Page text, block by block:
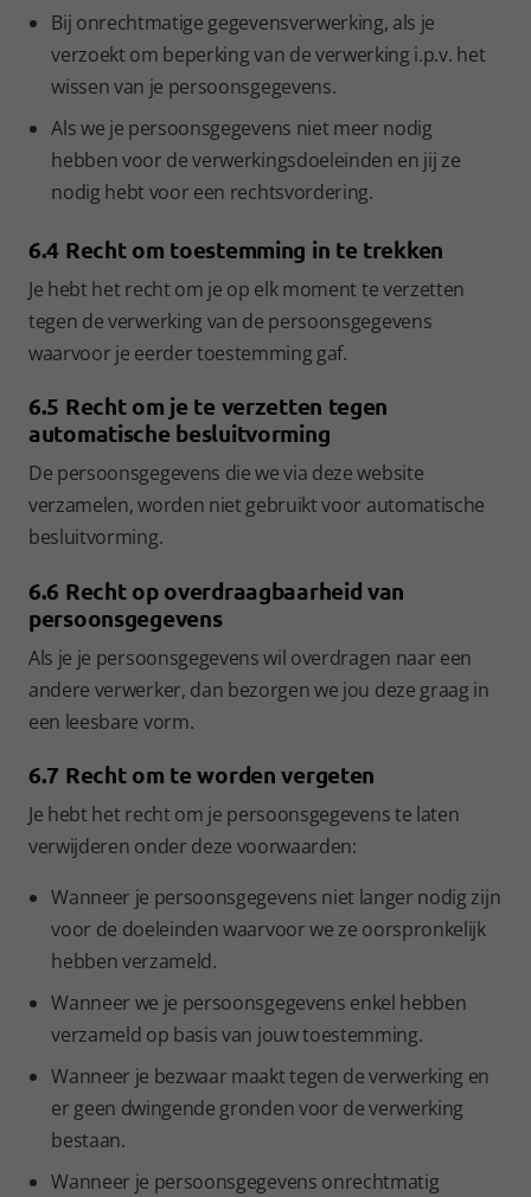
Bij onrechtmatige gegevensverwerking, als je
verzoekt om beperking van de verwerking i.p.v. het
wissen van je persoonsgegevens.
Als we je persoonsgegevens niet meer nodig
hebben voor de verwerkingsdoeleinden en jij ze
nodig hebt voor een rechtsvordering.
6.4 Recht om toestemming in te trekken
Je hebt het recht om je op elk moment te verzetten
tegen de verwerking van de persoonsgegevens
waarvoor je eerder toestemming gaf.
6.5 Recht om je te verzetten tegen
automatische besluitvorming
De persoonsgegevens die we via deze website
verzamelen, worden niet gebruikt voor automatische
besluitvorming.
6.6 Recht op overdraagbaarheid van
persoonsgegevens
Als je je persoonsgegevens wil overdragen naar een
andere verwerker, dan bezorgen we jou deze graag in
een leesbare vorm.
6.7 Recht om te worden vergeten
Je hebt het recht om je persoonsgegevens te laten
verwijderen onder deze voorwaarden:
Wanneer je persoonsgegevens niet langer nodig zijn
voor de doeleinden waarvoor we ze oorspronkelijk
hebben verzameld.
Wanneer we je persoonsgegevens enkel hebben
verzameld op basis van jouw toestemming.
Wanneer je bezwaar maakt tegen de verwerking en
er geen dwingende gronden voor de verwerking
bestaan.
Wanneer je persoonsgegevens onrechtmatig